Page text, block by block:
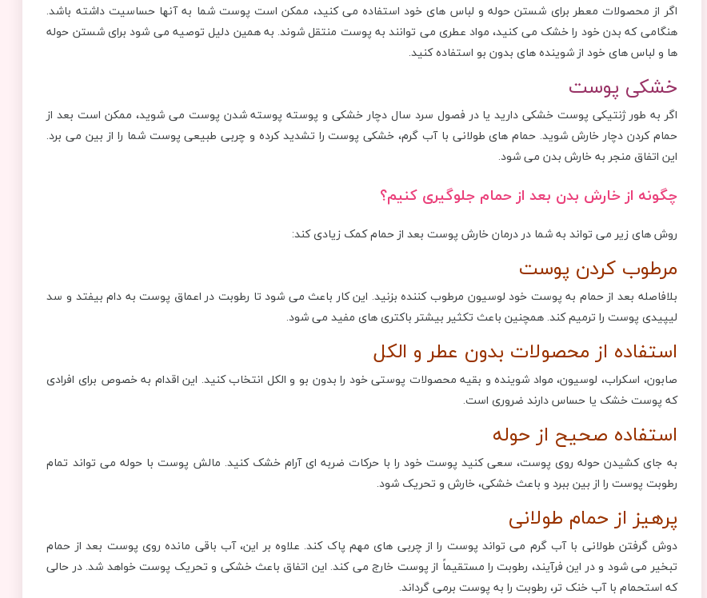
اگر از محصولات معطر برای شستن حوله و لباس های خود استفاده می کنید، ممکن است پوست شما به آنها حساسیت داشته باشد.
هنگامی که بدن خود را خشک می کنید، مواد عطری می توانند به پوست منتقل شوند. به همین دلیل توصیه می شود برای شستن حوله
ها و لباس های خود از شوینده های بدون بو استفاده کنید.
خشکی پوست
اگر به طور ژنتیکی پوست خشکی دارید یا در فصول سرد سال دچار خشکی و پوسته پوسته شدن پوست می شوید، ممکن است بعد از
حمام کردن دچار خارش شوید. حمام های طولانی با آب گرم، خشکی پوست را تشدید کرده و چربی طبیعی پوست شما را از بین می برد.
این اتفاق منجر به خارش بدن می شود.
چگونه از خارش بدن بعد از حمام جلوگیری کنیم؟
روش های زیر می تواند به شما در درمان خارش پوست بعد از حمام کمک زیادی کند:
مرطوب کردن پوست
بلافاصله بعد از حمام به پوست خود لوسیون مرطوب کننده بزنید. این کار باعث می شود تا رطوبت در اعماق پوست به دام بیفتد و سد
لیپیدی پوست را ترمیم کند. همچنین باعث تکثیر بیشتر باکتری های مفید می شود.
استفاده از محصولات بدون عطر و الکل
صابون‌، اسکراب‌، لوسیون‌، مواد شوینده و بقیه محصولات پوستی خود را بدون بو و الکل انتخاب کنید. این اقدام به خصوص برای افرادی
که پوست خشک یا حساس دارند ضروری است.
استفاده صحیح از حوله
به جای کشیدن حوله روی پوست، سعی کنید پوست خود را با حرکات ضربه ای آرام خشک کنید. مالش پوست با حوله می تواند تمام
رطوبت پوست را از بین ببرد و باعث خشکی، خارش و تحریک شود.
پرهیز از حمام طولانی
دوش گرفتن طولانی با آب گرم می تواند پوست را از چربی های مهم پاک کند. علاوه بر این، آب باقی مانده روی پوست بعد از حمام
تبخیر می ‌شود و در این فرآیند، رطوبت را مستقیماً از پوست خارج می‌ کند. این اتفاق باعث خشکی و تحریک پوست خواهد شد. در حالی
که استحمام با آب خنک تر، رطوبت را به پوست برمی گرداند.